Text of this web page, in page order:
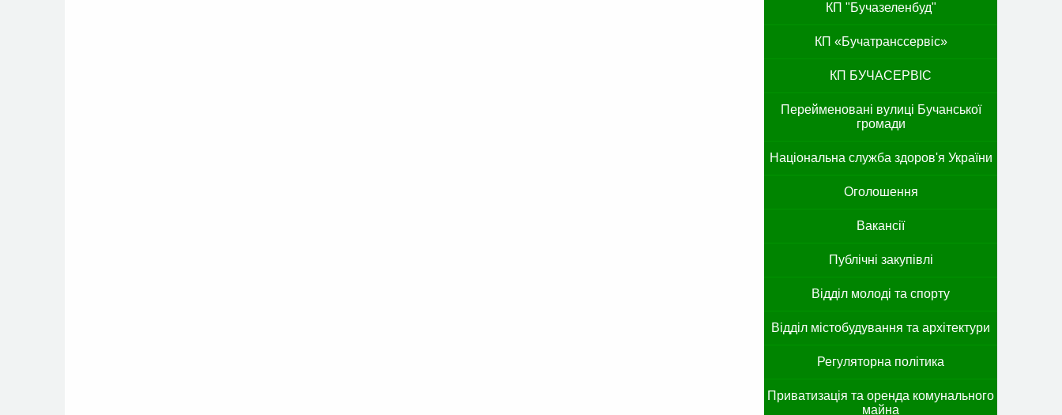
КП "Бучазеленбуд"
КП «Бучатранссервіс»
КП БУЧАСЕРВІС
Перейменовані вулиці Бучанської
громади
Національна служба здоров'я України
Оголошення
Вакансії
Публічні закупівлі
Відділ молоді та спорту
Відділ містобудування та архітектури
Регуляторна політика
Приватизація та оренда комунального
майна